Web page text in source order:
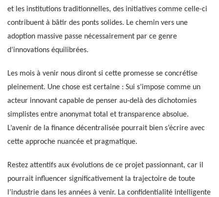
et les institutions traditionnelles, des initiatives comme celle-ci
contribuent à bâtir des ponts solides. Le chemin vers une
adoption massive passe nécessairement par ce genre
d’innovations équilibrées.
Les mois à venir nous diront si cette promesse se concrétise
pleinement. Une chose est certaine : Sui s’impose comme un
acteur innovant capable de penser au-delà des dichotomies
simplistes entre anonymat total et transparence absolue.
L’avenir de la finance décentralisée pourrait bien s’écrire avec
cette approche nuancée et pragmatique.
Restez attentifs aux évolutions de ce projet passionnant, car il
pourrait influencer significativement la trajectoire de toute
l’industrie dans les années à venir. La confidentialité intelligente